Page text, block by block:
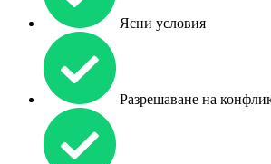
Ясни условия
Разрешаване на